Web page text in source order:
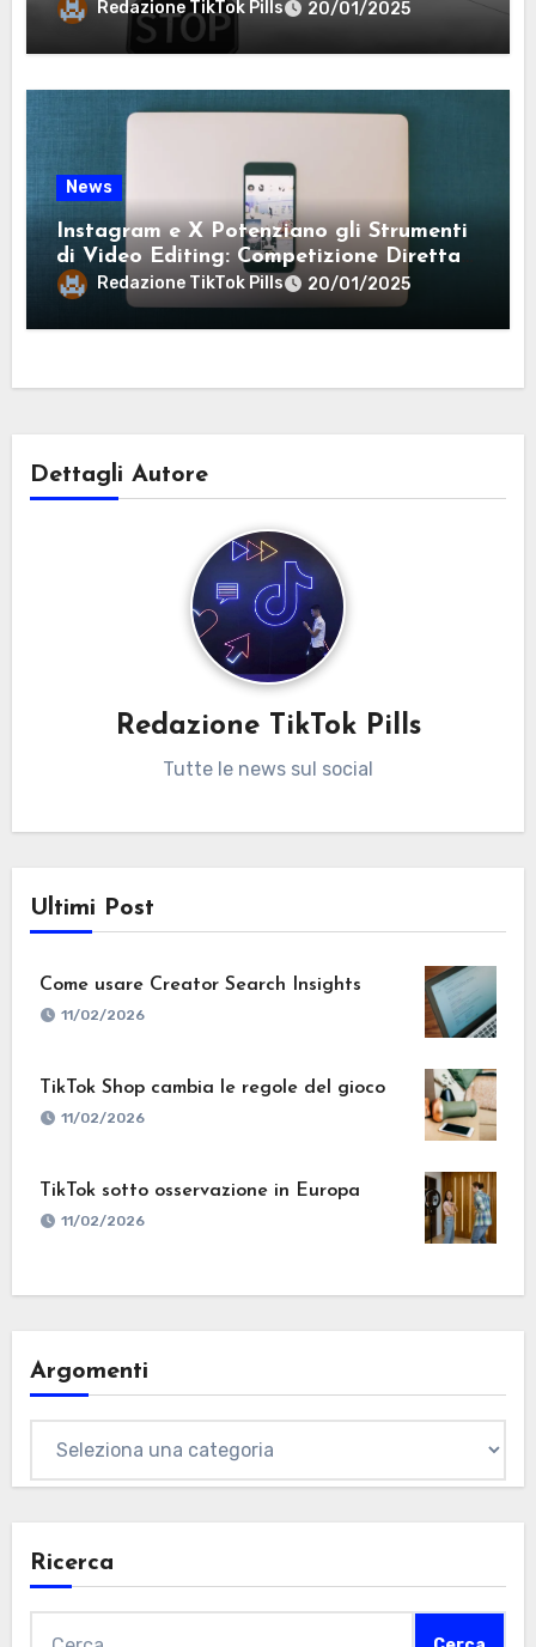
Redazione TikTok Pills 20/01/2025
News
Instagram e X Potenziano gli Strumenti
di Video Editing: Competizione Diretta
con TikTok
Redazione TikTok Pills 20/01/2025
Dettagli Autore
Redazione TikTok Pills
Tutte le news sul social
Ultimi Post
Come usare Creator Search Insights
11/02/2026
TikTok Shop cambia le regole del gioco
11/02/2026
TikTok sotto osservazione in Europa
11/02/2026
Argomenti
Ricerca